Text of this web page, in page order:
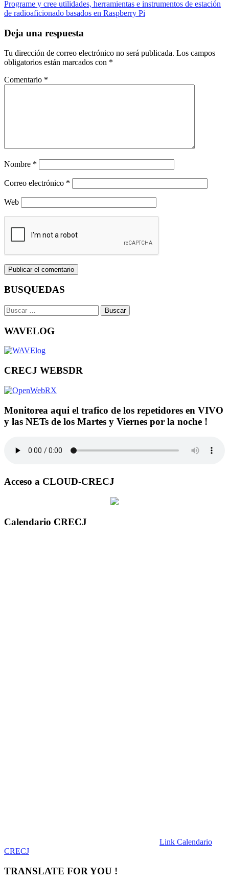
entradas
Programe y cree utilidades, herramientas e instrumentos de estación
de radioaficionado basados ​​en Raspberry Pi
Deja una respuesta
Tu dirección de correo electrónico no será publicada. Los campos
obligatorios están marcados con *
Comentario *
Nombre *
Correo electrónico *
Web
BUSQUEDAS
Buscar:
WAVELOG
CRECJ WEBSDR
Monitorea aqui el trafico de los repetidores en VIVO
y las NETs de los Martes y Viernes por la noche !
Acceso a CLOUD-CRECJ
Calendario CRECJ
Link Calendario
CRECJ
TRANSLATE FOR YOU !